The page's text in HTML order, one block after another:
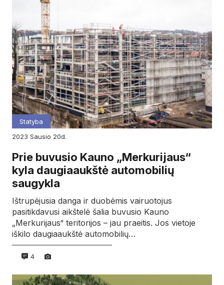
Statyba
2023
sausio 20d.
Prie buvusio Kauno „Merkurijaus“
kyla daugiaaukštė automobilių
saugykla
Ištrupėjusia danga ir duobėmis vairuotojus
pasitikdavusi aikštelė šalia buvusio Kauno
„Merkurijaus“ teritorijos – jau praeitis. Jos vietoje
iškilo daugiaaukštė automobilių…
4